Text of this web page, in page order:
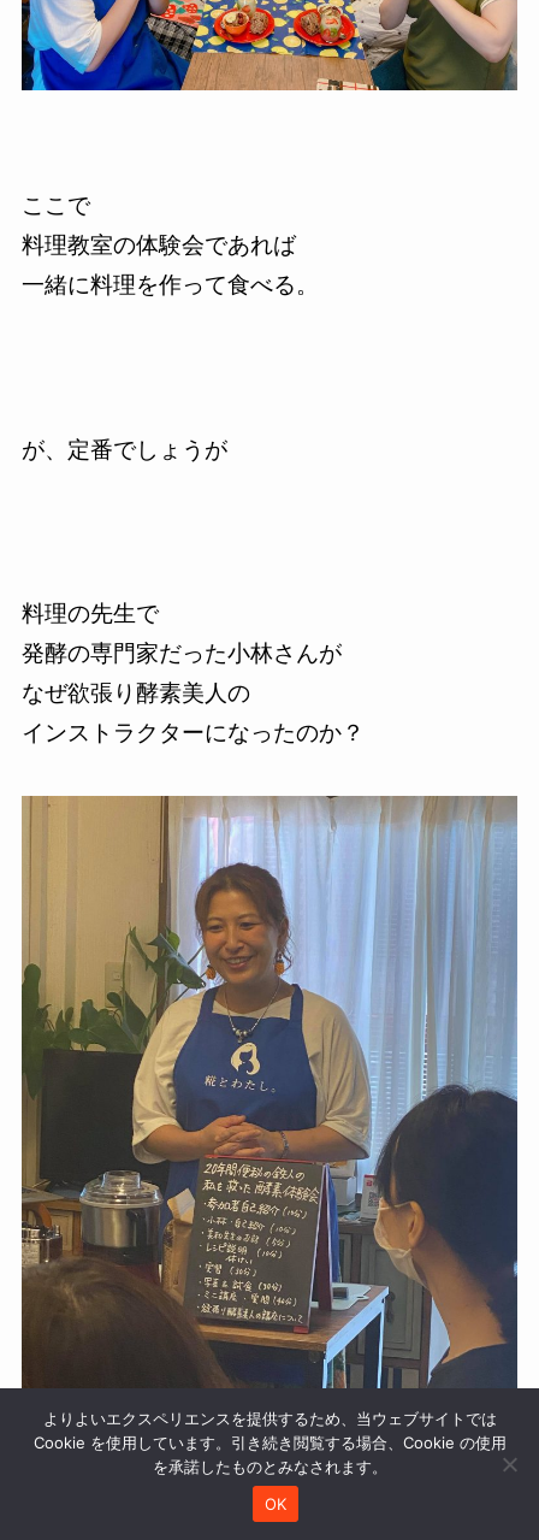
ここで
料理教室の体験会であれば
一緒に料理を作って食べる。
が、定番でしょうが
料理の先生で
発酵の専門家だった小林さんが
なぜ欲張り酵素美人の
インストラクターになったのか？
よりよいエクスペリエンスを提供するため、当ウェブサイトでは
Cookie を使用しています。引き続き閲覧する場合、Cookie の使用
を承諾したものとみなされます。
OK